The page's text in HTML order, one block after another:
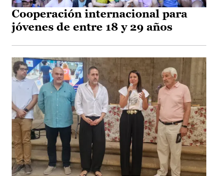
Cooperación internacional para
jóvenes de entre 18 y 29 años